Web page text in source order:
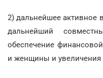
2) дальнейшее активное
дальнейший
обеспечение
и женщины и увеличения